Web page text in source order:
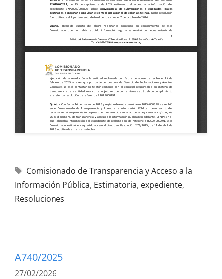
Comisionado de Transparencia y Acceso a la
Información Pública, Estimatoria, expediente,
Resoluciones
A740/2025
27/02/2026